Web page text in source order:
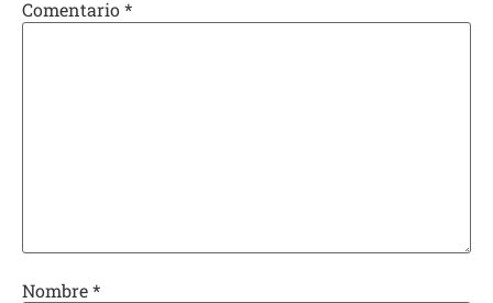
Comentario*
Nombre*